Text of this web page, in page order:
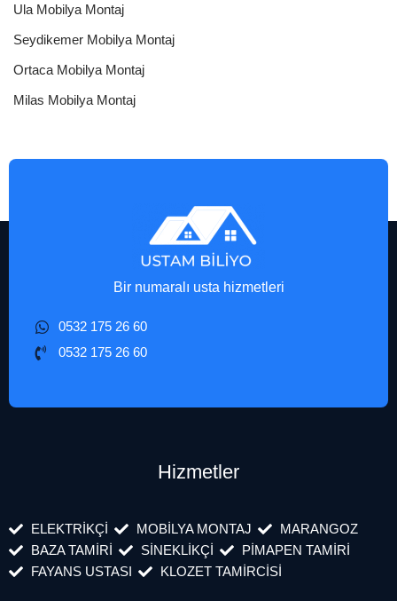
Ula Mobilya Montaj
Seydikemer Mobilya Montaj
Ortaca Mobilya Montaj
Milas Mobilya Montaj
Bir numaralı usta hizmetleri
0532 175 26 60
0532 175 26 60
Hizmetler
ELEKTRİKÇİ MOBİLYA MONTAJ
MARANGOZ
BAZA TAMİRİ
SİNEKLİKÇİ
PİMAPEN TAMİRİ
FAYANS USTASI
KLOZET TAMİRCİSİ